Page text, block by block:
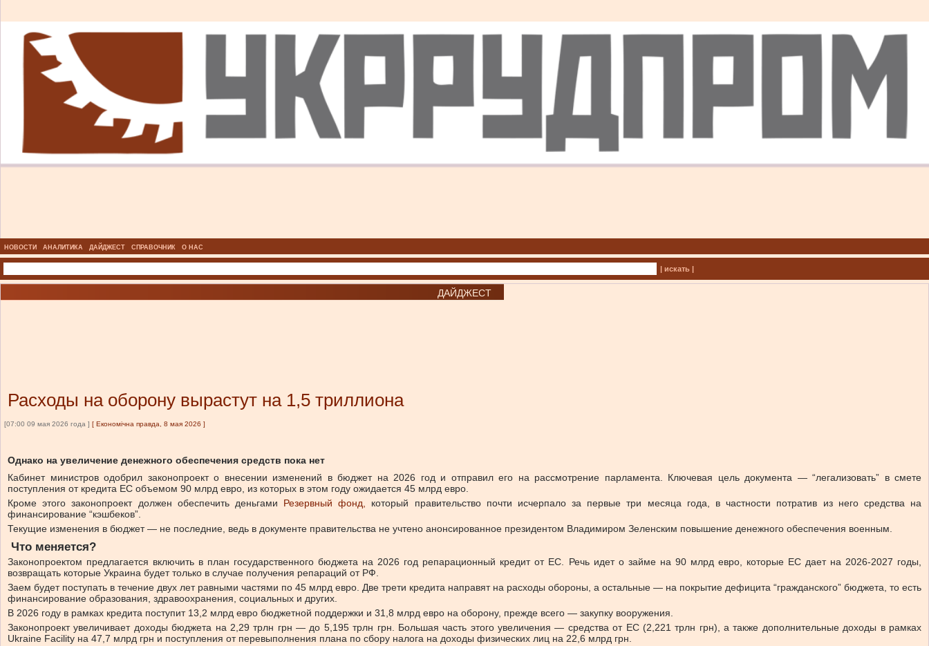
НОВОСТИ АНАЛИТИКА ДАЙДЖЕСТ СПРАВОЧНИК О НАС
| искать |
ДАЙДЖЕСТ
Расходы на оборону вырастут на 1,5 триллиона
[07:00 09 мая 2026 года ] [ Економічна правда, 8 мая 2026 ]
Однако на увеличение денежного обеспечения средств пока нет
Кабинет министров одобрил законопроект о внесении изменений в бюджет на 2026 год и отправил его на рассмотрение парламента. Ключевая цель документа — “легализовать” в смете
поступления от кредита ЕС объемом 90 млрд евро, из которых в этом году ожидается 45 млрд евро.
Кроме этого законопроект должен обеспечить деньгами
Резервный фонд,
который правительство почти исчерпало за первые три месяца года, в частности потратив из него средства на
финансирование “кэшбеков”.
Текущие изменения в бюджет — не последние, ведь в документе правительства не учтено анонсированное президентом Владимиром Зеленским повышение денежного обеспечения военным.
Что меняется?
Законопроектом предлагается включить в план государственного бюджета на 2026 год репарационный кредит от ЕС. Речь идет о займе на 90 млрд евро, которые ЕС дает на 2026-2027 годы,
возвращать которые Украина будет только в случае получения репараций от РФ.
Заем будет поступать в течение двух лет равными частями по 45 млрд евро. Две трети кредита направят на расходы обороны, а остальные — на покрытие дефицита “гражданского” бюджета, то есть
финансирование образования, здравоохранения, социальных и других.
В 2026 году в рамках кредита поступит 13,2 млрд евро бюджетной поддержки и 31,8 млрд евро на оборону, прежде всего — закупку вооружения.
Законопроект увеличивает доходы бюджета на 2,29 трлн грн — до 5,195 трлн грн. Большая часть этого увеличения — средства от ЕС (2,221 трлн грн), а также дополнительные доходы в рамках
Ukraine Facility на 47,7 млрд грн и поступления от перевыполнения плана по сбору налога на доходы физических лиц на 22,6 млрд грн.